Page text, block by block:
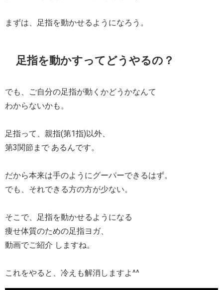
まずは、足指を動かせるようになろう。
足指を動かすってどうやるの？
でも、ご自分の足指が動くかどうかなんて
わからないかも。
足指って、親指(第1指)以外、
第3関節まで あるんです。
だから本来は手のようにグーパーできるはず。
でも、それできる方の方が少ない。
そこで、足指を動かせるようになる
痩せ体質のための足指ヨガ、
動画でご紹介 しますね。
これをやると、冷えも解消しますよ^^